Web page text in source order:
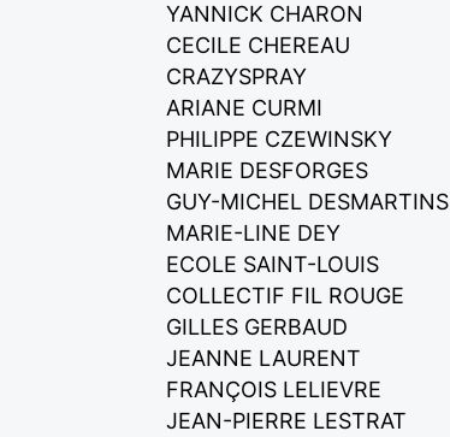
YANNICK CHARON
CECILE CHEREAU
CRAZYSPRAY
ARIANE CURMI
PHILIPPE CZEWINSKY
MARIE DESFORGES
GUY-MICHEL DESMARTINS
MARIE-LINE DEY
ECOLE SAINT-LOUIS
COLLECTIF FIL ROUGE
GILLES GERBAUD
JEANNE LAURENT
FRANÇOIS LELIEVRE
JEAN-PIERRE LESTRAT